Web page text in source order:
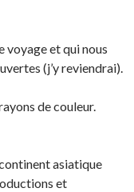
voyage et qui nous
(j’y reviendrai).
de couleur.
asiatique
et